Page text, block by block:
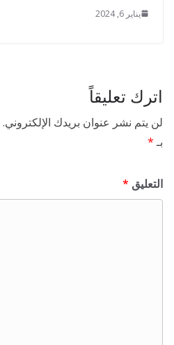
يناير 6, 2024
اترك تعليقاً
لن يتم نشر عنوان بريدك الإلكتروني.
بـ*
التعليق *